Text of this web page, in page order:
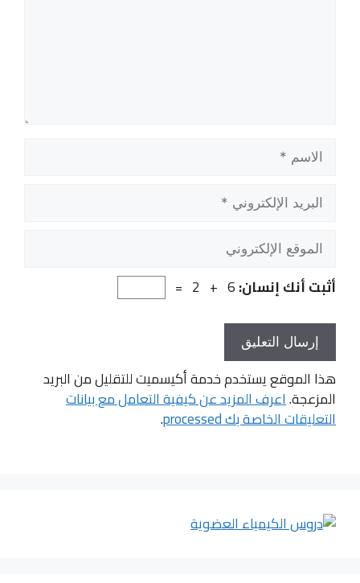
الاسم
البريد
الإلكتروني
الموقع
الإلكتروني
أثبت أنك إنسان:6 + 2 =
هذا الموقع يستخدم خدمة أكيسميت للتقليل من البريد
المزعجة.اعرف المزيد عن كيفية التعامل مع بيانات
التعليقات الخاصة بك processed .